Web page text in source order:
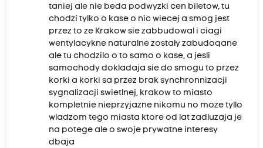
taniej ale nie beda podwyzki cen biletow, tu
chodzi tylko o kase o nic wiecej a smog jest
przez to ze Krakow sie zabbudowal i ciagi
wentylacykne naturalne zostały zabudoqane
ale tu chodzilo o to samo o kase, a jesli
samochody dokladaja sie do smogu to przez
korki a korki sa przez brak synchronnizacji
sygnalizacji swietlnej, krakow to miasto
kompletnie nieprzyjazne nikomu no moze tyllo
wladzom tego miasta ktore od lat zadluzaja je
na potege ale o swoje prywatne interesy
dbaja